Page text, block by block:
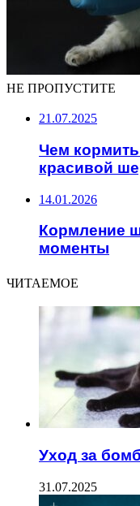
НЕ ПРОПУСТИТЕ
21.07.2025
Чем
красивой
14.01.2026
Кормление
моменты
ЧИТАЕМОЕ
Уход за
31.07.2025